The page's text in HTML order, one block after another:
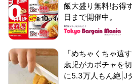
飯大盛り無料!お得
日まで開催中。
「めちゃくちゃ遠
歳児がカボチャを
に5.3万人もん絶|J